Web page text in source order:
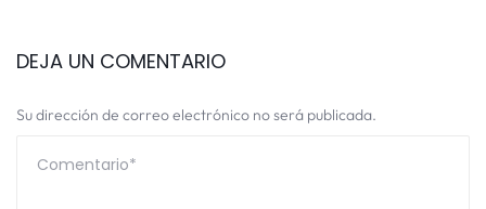
DEJA UN COMENTARIO
Su dirección de correo electrónico no será publicada.